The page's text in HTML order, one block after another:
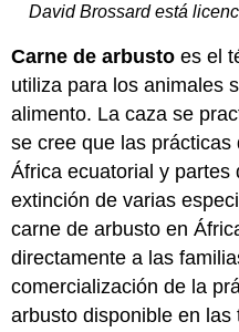
David Brossard está
Carne de arbusto es el
utiliza para los animales
alimento. La caza se
se cree que las
África ecuatorial y partes
extinción de varias
carne de arbusto en
directamente a las
comercialización de la
arbusto disponible en